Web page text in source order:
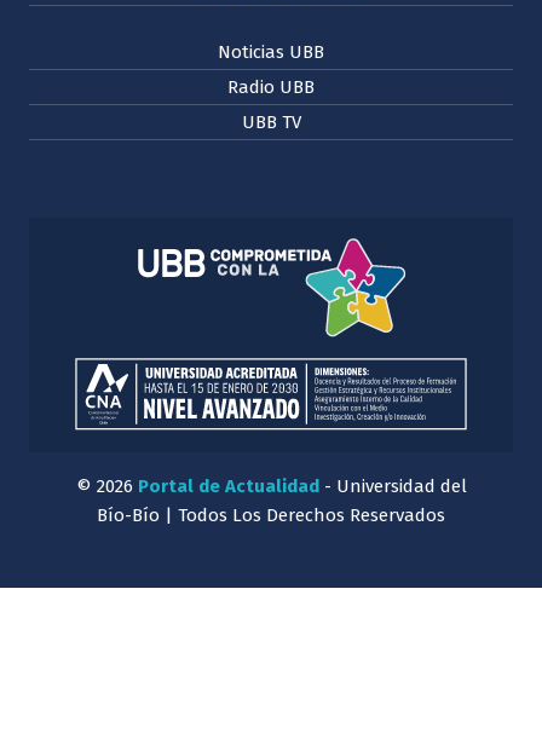
Noticias UBB
Radio UBB
UBB TV
© 2026 Portal de Actualidad- Universidad del
Bío-Bío | Todos Los Derechos Reservados